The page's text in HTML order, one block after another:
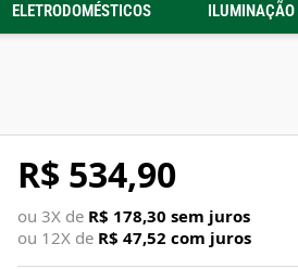
ELETRODOMÉSTICOS ILUMINAÇÃO
R$ 534,90
ou 3X de R$ 178,30 sem juros
ou 12X de R$ 47,52 com juros